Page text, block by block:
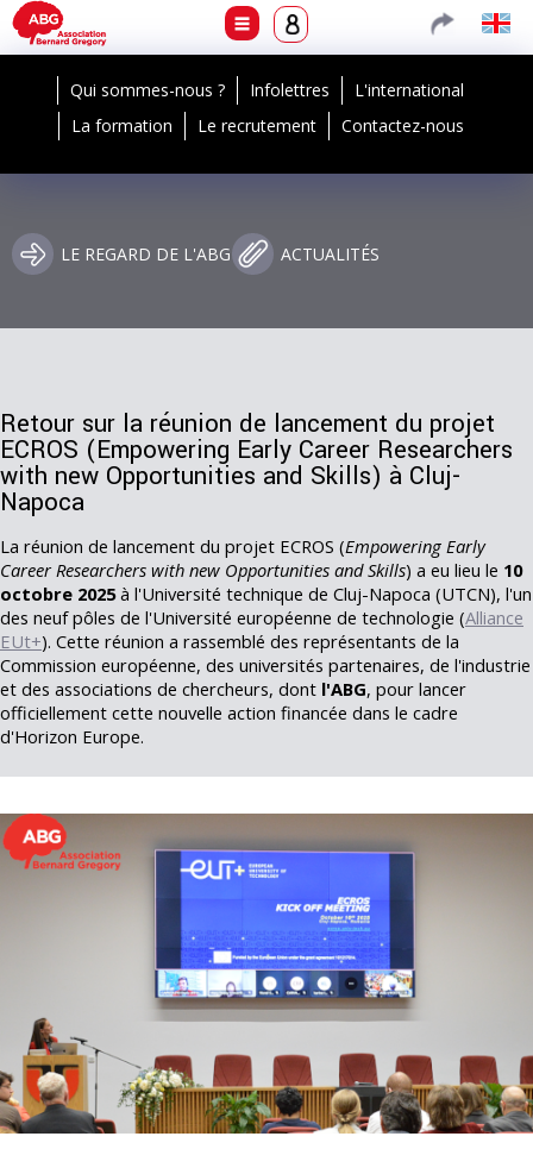
Qui sommes-nous ? Infolettres
L'international
La formation
Le recrutement Contactez-nous
LE REGARD DE L'ABG ACTUALITÉS
Retour sur la réunion de lancement du projet
ECROS (Empowering Early Career Researchers
with new Opportunities and Skills) à Cluj-
Napoca
La réunion de lancement du projet ECROS (Empowering Early
Career Researchers with new Opportunities and Skills) a eu lieu le 10
octobre 2025à l'Université technique de Cluj-Napoca (UTCN), l'un
des neuf pôles de l'Université européenne de technologie (Alliance
EUt+). Cette réunion a rassemblé des représentants de la
Commission européenne, des universités partenaires, de l'industrie
et des associations de chercheurs, dont l'ABG, pour lancer
officiellement cette nouvelle action financée dans le cadre
d'Horizon Europe.